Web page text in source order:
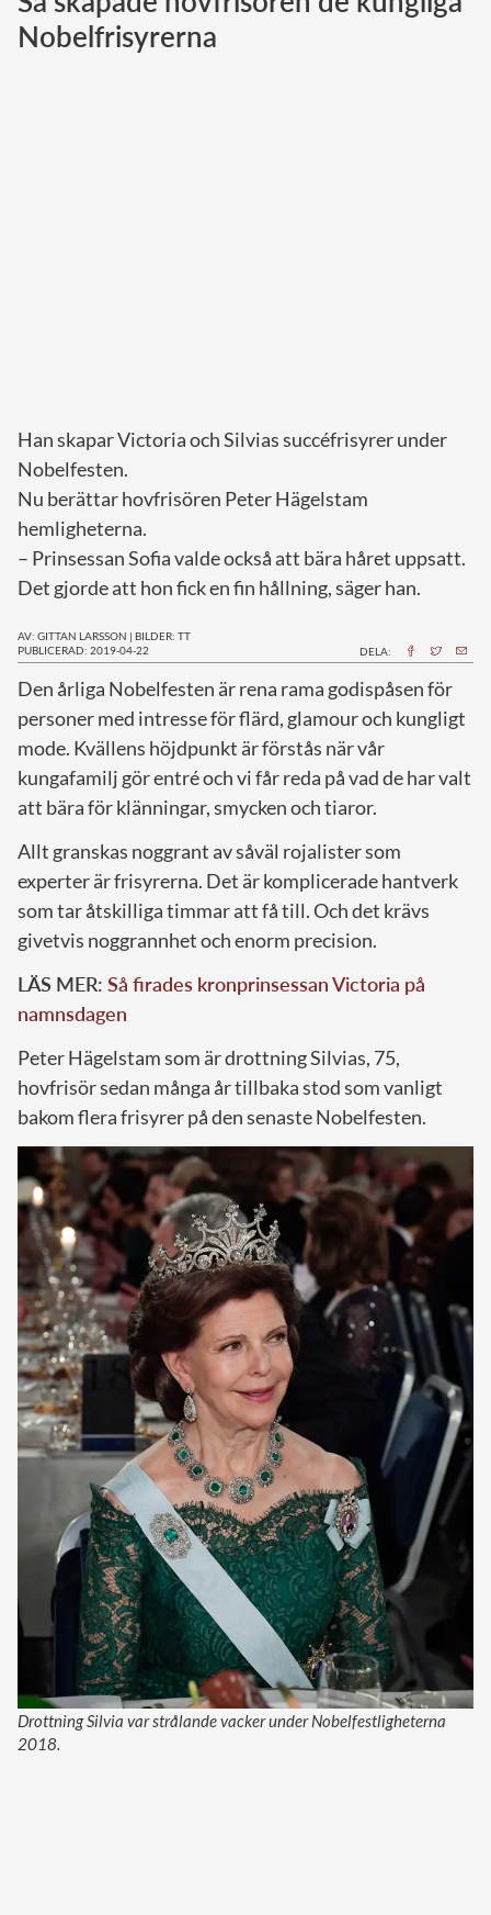
Norska kungahuset
Nobelfrisyrerna
Han skapar Victoria och Silvias succéfrisyrer under
Nobelfesten.
Nu berättar hovfrisören Peter Hägelstam
hemligheterna.
– Prinsessan Sofia valde också att bära håret uppsatt.
Det gjorde att hon fick en fin hållning, säger han.
AV: GITTAN LARSSON | BILDER: TT
PUBLICERAD: 2019-04-22
DELA:
Den årliga Nobelfesten är rena rama godispåsen för
personer med intresse för flärd, glamour och kungligt
mode. Kvällens höjdpunkt är förstås när vår
kungafamilj gör entré och vi får reda på vad de har valt
att bära för klänningar, smycken och tiaror.
Allt granskas noggrant av såväl rojalister som
experter är frisyrerna. Det är komplicerade hantverk
som tar åtskilliga timmar att få till. Och det krävs
givetvis noggrannhet och enorm precision.
LÄS MER: Så firades kronprinsessan Victoria på
namnsdagen
Peter Hägelstam som är drottning Silvias, 75,
hovfrisör sedan många år tillbaka stod som vanligt
bakom flera frisyrer på den senaste Nobelfesten.
Drottning Silvia var strålande vacker under Nobelfestligheterna
2018.